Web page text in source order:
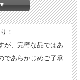
！
が、完璧な品ではあ
であらかじめご了承